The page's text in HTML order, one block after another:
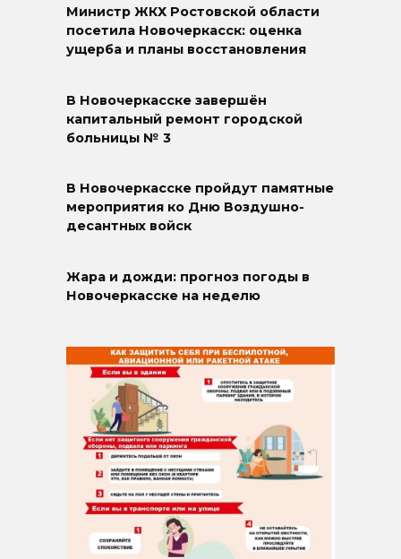
Министр ЖКХ Ростовской области
посетила Новочеркасск: оценка
ущерба и планы восстановления
В Новочеркасске завершён
капитальный ремонт городской
больницы № 3
В Новочеркасске пройдут памятные
мероприятия ко Дню Воздушно-
десантных войск
Жара и дожди: прогноз погоды в
Новочеркасске на неделю